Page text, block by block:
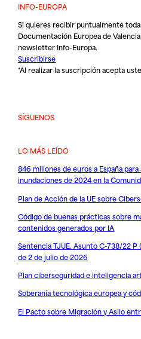
INFO-EUROPA
Si quieres recibir puntualmente
Documentación Europea de
newsletter Info-Europa.
Suscribirse
*Al realizar la suscripción acepta
SÍGUENOS
LO MÁS LEÍDO
846 millones de euros a España
inundaciones de 2024 en la
Plan de Acción de la UE sobre
Código de buenas prácticas sobre
contenidos generados por IA
Sentencia TJUE. Asunto C-738/22
de 2 de julio de 2026
Plan ciberseguridad e inteligencia
Soberanía tecnológica europea y
El Pacto sobre Migración y Asilo